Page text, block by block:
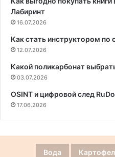
Лабиринт
16.07.2026
Как стать инструктором по
12.07.2026
Какой поликарбонат
03.07.2026
OSINT и цифровой след
17.06.2026
Вода